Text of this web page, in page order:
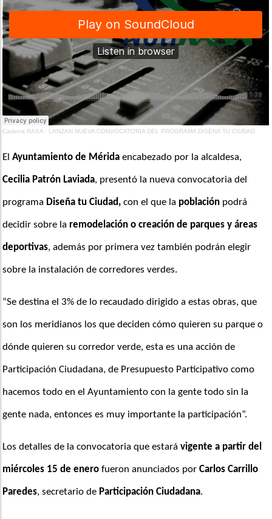
Cadena RASA · LANZAN NUEVA CONVOCATORIA DEL PROGRAMA DISENA TU CIUDAD
El Ayuntamiento de Mérida encabezado por la alcaldesa,
Cecilia Patrón Laviada, presentó la nueva convocatoria del
programa Diseña tu Ciudad, con el que la población podrá
decidir sobre la remodelación o creación de parques y áreas
deportivas, además por primera vez también podrán elegir
sobre la instalación de corredores verdes.
“Se destina el 3% de lo recaudado dirigido a estas obras, que
son los meridianos los que deciden cómo quieren su parque o
dónde quieren su corredor verde, esta es una acción de
Participación Ciudadana, de Presupuesto Participativo como
hacemos todo en el Ayuntamiento con la gente todo sin la
gente nada, entonces es muy importante la participación”.
Los detalles de la convocatoria que estará vigente a partir del
miércoles 15 de enero fueron anunciados por Carlos Carrillo
Paredes, secretario de Participación Ciudadana.